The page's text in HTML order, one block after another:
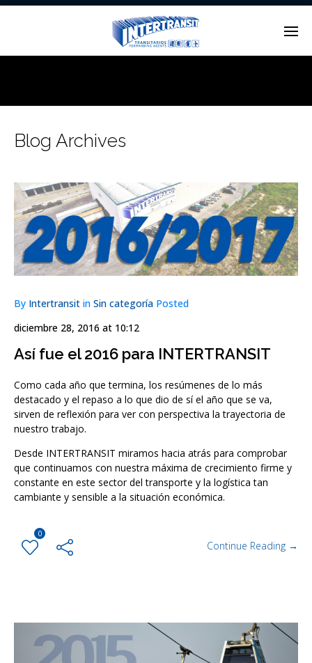
Blog Archives
By Intertransit in Sin categoría Posted
diciembre 28, 2016 at 10:12
Así fue el 2016 para INTERTRANSIT
Como cada año que termina, los resúmenes de lo más
destacado y el repaso a lo que dio de sí el año que se va,
sirven de reflexión para ver con perspectiva la trayectoria de
nuestro trabajo.
Desde INTERTRANSIT miramos hacia atrás para comprobar
que continuamos con nuestra máxima de crecimiento firme y
constante en este sector del transporte y la logística tan
cambiante y sensible a la situación económica.
0
Continue Reading →